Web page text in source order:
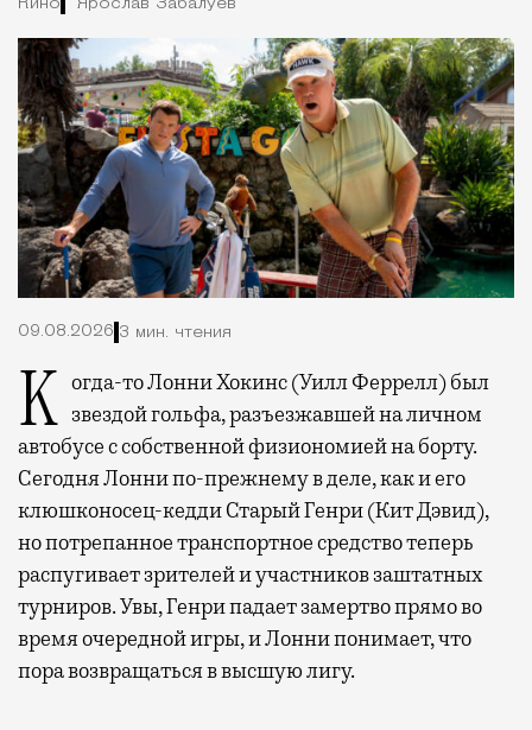
Кино Ярослав Забалуев
09.08.2026 3 мин. чтения
Когда-то Лонни Хокинс (Уилл Феррелл) был звездой гольфа, разъезжавшей на личном
автобусе с собственной физиономией на борту.
Сегодня Лонни по-прежнему в деле, как и его
клюшконосец-кедди Старый Генри (Кит Дэвид),
но потрепанное транспортное средство теперь
распугивает зрителей и участников заштатных
турниров. Увы, Генри падает замертво прямо во
время очередной игры, и Лонни понимает, что
пора возвращаться в высшую лигу.